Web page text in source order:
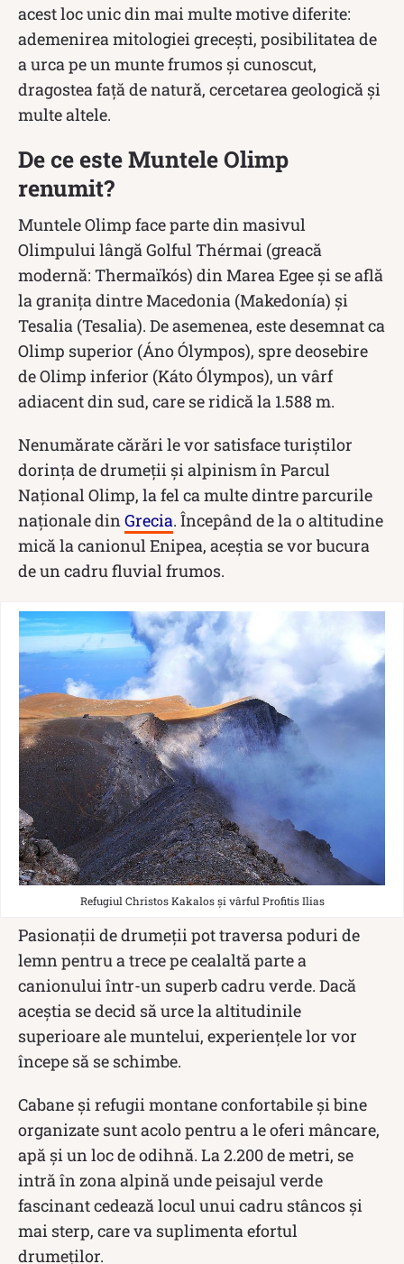
acest loc unic din mai multe motive diferite:
ademenirea mitologiei grecești, posibilitatea de
a urca pe un munte frumos și cunoscut,
dragostea față de natură, cercetarea geologică și
multe altele.
De ce este Muntele Olimp
renumit?
Muntele Olimp face parte din masivul
Olimpului lângă Golful Thérmai (greacă
modernă: Thermaïkós) din Marea Egee și se află
la granița dintre Macedonia (Makedonía) și
Tesalia (Tesalia). De asemenea, este desemnat ca
Olimp superior (Áno Ólympos), spre deosebire
de Olimp inferior (Káto Ólympos), un vârf
adiacent din sud, care se ridică la 1.588 m.
Nenumărate cărări le vor satisface turiștilor
dorința de drumeții și alpinism în Parcul
Național Olimp, la fel ca multe dintre parcurile
naționale din Grecia. Începând de la o altitudine
mică la canionul Enipea, aceștia se vor bucura
de un cadru fluvial frumos.
Refugiul Christos Kakalos și vârful Profitis Ilias
Pasionații de drumeții pot traversa poduri de
lemn pentru a trece pe cealaltă parte a
canionului într-un superb cadru verde. Dacă
aceștia se decid să urce la altitudinile
superioare ale muntelui, experiențele lor vor
începe să se schimbe.
Cabane și refugii montane confortabile și bine
organizate sunt acolo pentru a le oferi mâncare,
apă și un loc de odihnă. La 2.200 de metri, se
intră în zona alpină unde peisajul verde
fascinant cedează locul unui cadru stâncos și
mai sterp, care va suplimenta efortul
drumeților.